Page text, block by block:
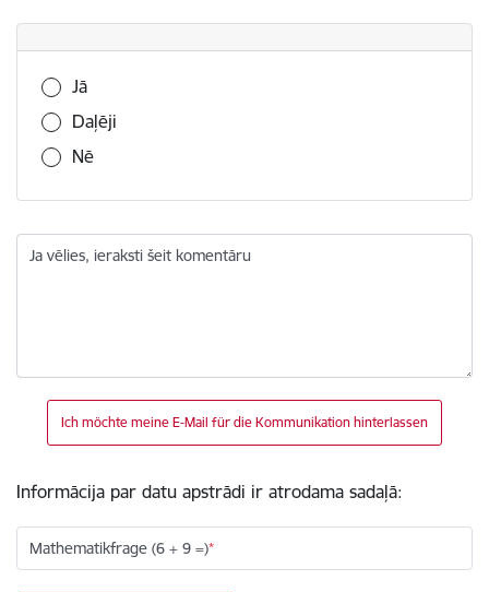
Vai šī informācija bija noderīga?
Jā
Daļēji
Nē
Ja vēlies, ieraksti šeit komentāru
Ich möchte meine E-Mail für die Kommunikation hinterlassen
Informācija par datu apstrādi ir atrodama sadaļā:
Mathematikfrage (6 + 9 =)